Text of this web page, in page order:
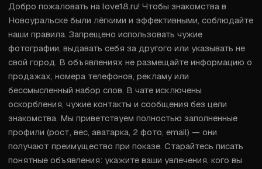
Добро пожаловать на love18.ru! Чтобы знакомства в
Новоуральске были лёгкими и эффективными, соблюдайте
наши правила. Запрещено использовать чужие
фотографии, выдавать себя за другого или указывать не
свой город. В объявлениях не размещайте информацию о
продажах, номера телефонов, рекламу или
бессмысленный набор слов. В чате исключены
оскорбления, чужие контакты и сообщения без цели
знакомства. Мы приветствуем полностью заполненные
профили (рост, вес, аватарка, 2 фото, email) — они
получают преимущество при показе. Старайтесь писать
понятные объявления: укажите ваши увлечения, кого вы